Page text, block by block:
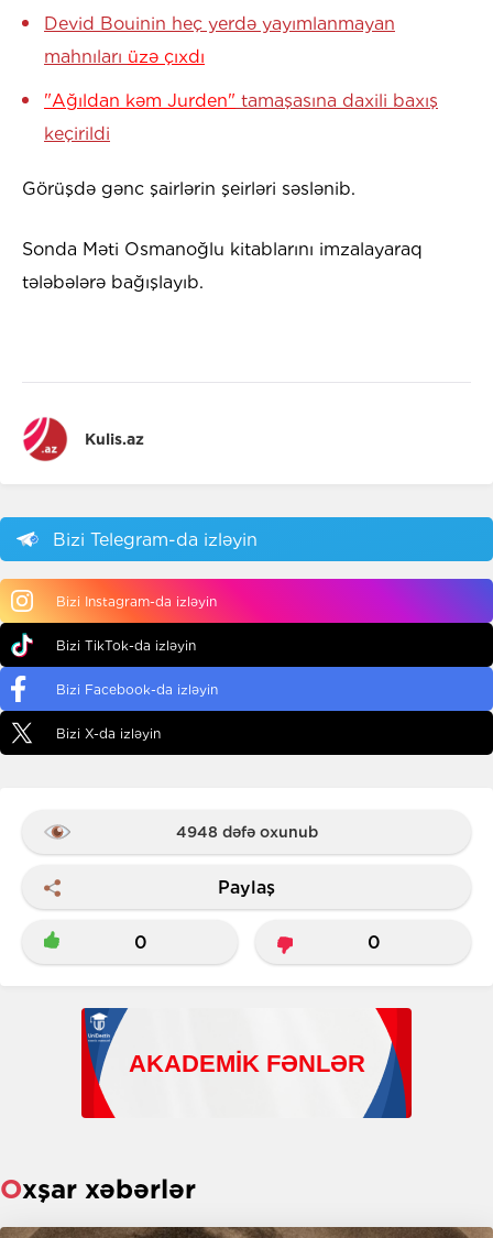
Devid Bouinin heç yerdə yayımlanmayan
mahnıları üzə çıxdı
"Ağıldan kəm Jurden" tamaşasına daxili baxış
keçirildi
Görüşdə gənc şairlərin şeirləri səslənib.
Sonda Məti Osmanoğlu kitablarını imzalayaraq
tələbələrə bağışlayıb.
Kulis.az
Bizi Telegram-da izləyin
Bizi Instagram-da izləyin
Bizi TikTok-da izləyin
Bizi Facebook-da izləyin
Bizi X-da izləyin
4948 dəfə oxunub
Paylaş
0 0
Oxşar xəbərlər